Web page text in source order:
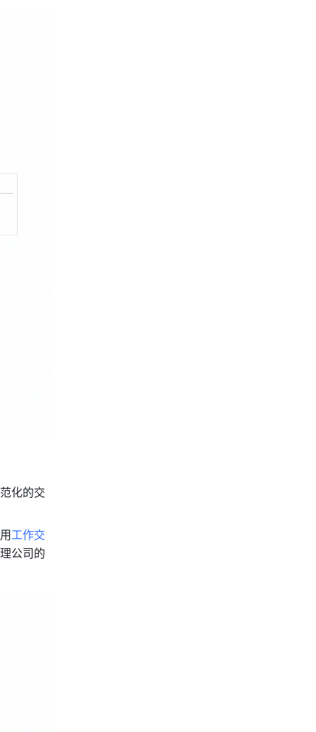
化的交
工作交
公司的